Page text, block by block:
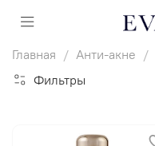
Главная Анти-акне
Фильтры